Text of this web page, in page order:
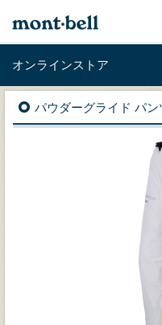
オンラインストア
パウダーグライド パン